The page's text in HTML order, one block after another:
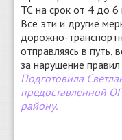
ТС на срок от 4 до 6
Все эти и другие
дорожно-
отправляясь в путь,
за нарушение
Подготовила
предоставленной
району.